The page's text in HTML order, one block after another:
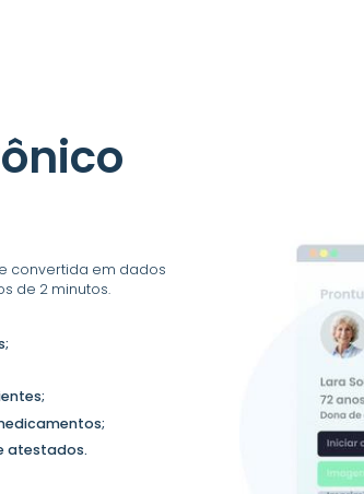
convertida em dados
de 2 minutos.
atestados.